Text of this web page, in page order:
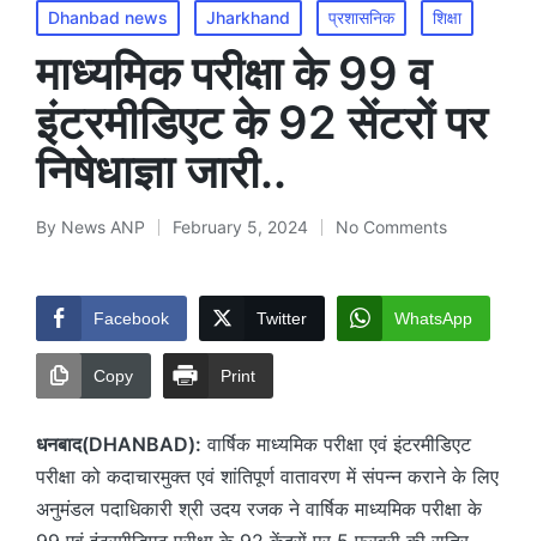
Posted
in
Dhanbad news Jharkhand प्रशासनिक शिक्षा
माध्यमिक परीक्षा के 99 व
इंटरमीडिएट के 92 सेंटरों पर
निषेधाज्ञा जारी..
Posted
By News ANP February 5, 2024 No Comments
Facebook Twitter WhatsApp
Copy Print
धनबाद(DHANBAD): वार्षिक माध्यमिक परीक्षा एवं इंटरमीडिएट
परीक्षा को कदाचारमुक्त एवं शांतिपूर्ण वातावरण में संपन्न कराने के लिए
अनुमंडल पदाधिकारी श्री उदय रजक ने वार्षिक माध्यमिक परीक्षा के